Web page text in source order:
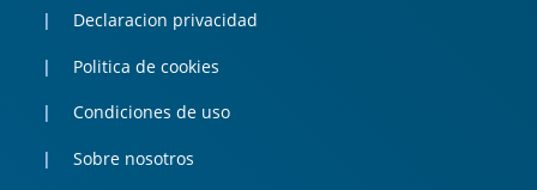
Declaracion privacidad
Politica de cookies
Condiciones de uso
Sobre nosotros